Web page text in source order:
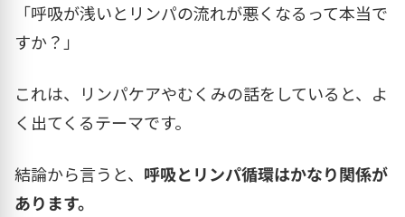
「呼吸が浅いとリンパの流れが悪くなるって本当で
すか？」
これは、リンパケアやむくみの話をしていると、よ
く出てくるテーマです。
結論から言うと、 呼吸とリンパ循環はかなり関係が
あります。